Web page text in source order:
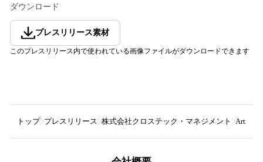
ダウンロード
プレスリリース素材
このプレスリリース内で使われている画像ファイルがダウンロードできます
トップ プレスリリース 株式会社クロステック・マネジメント Artist